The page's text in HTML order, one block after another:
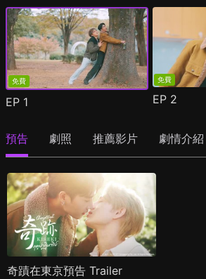
免費
EP 1
免費
EP 2
預告 劇照 推薦影片 劇情介紹
奇蹟在東京預告 Trailer